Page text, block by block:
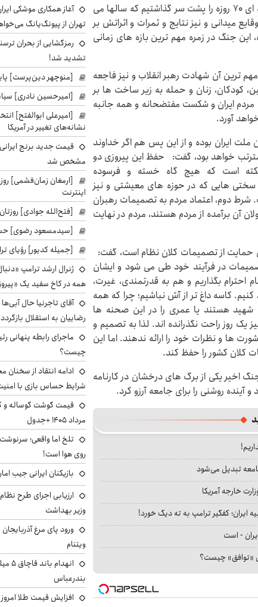
وی سپس با اشاره به زوایای مختلف جنگ اخیر، افزود: ما دوره ای ۷۰ روزه را پشت سر گذاشتیم که سالها می
میدانی و نیز نتایج و ثمرات و اثراتش بر
جنگ در زمره مهم ترین بازه های زمانی
ترین آن شهادت رهبر انقلاب و نیز فاجعه
کودکان، زنان و حمله به زیر ساخت ها بر
مردم ایران و شکست مفتضحانه و همه جانبه
آورد.
ملت ایران بوده و از این پس هم اگر خداوند
خواهد بود، گفت: حفظ این پیروزی دو
است که هیچ گاه خسته و فرسوده
هایی که در حوزه های معیشتی و نیز
دوم، اعتماد مردم به تصمیمات رهبران
آن برآمده از مردم هستند، مردم در نهایت
حمایت از تصمیمات کلان نظام است، گفت:
در فرآیند خود طی می شود و ایشان
احترام بگذاریم و هم به قدرتمندی، غیرت،
کاسه داغ تر از آش نباشیم؛ چرا که همه
شهید هستند یا عمری را در این صحنه ها
یک روز راحت نگذرانده اند. لذا به تصمیم و
ها و نظرات خود را ارائه ندهند. اما این
کشور را حفظ کند.
اخیر یکی از برگ های درخشان در کارنامه
آینده روشنی را برای جامعه آرزو کرد.
تبدیل می‌شود
خارجه آمریکا
ایران؛ کفگیر ترامپ به ته دیگ خورد!
- است
«توافق» چیست؟
آغاز همکاری موشکی
تهران از پیونگ‌یانگ
رمزگشایی از بحران
تشدید شد!
[منوچهر دین‌پرست]
[امیرحسین نادری]
[امیرعلی ابوالفتح]
نشانه‌های تغییر در آمریکا
قیمت جدید برنج
مشخص شد
[ارمغان زمان‌فشمی]
اینترنت
[فتح‌الله جوادی]
[سیدمسعود رضوی]
[جمیله کدیور] رؤیای
ژنرال ارشد ترامپ
همه در کاخ سفید یک
آقای تاجرنیا حال
رضاییان به استقلال
ماجرای رابطه پنهانی
چیست؟
ادامه انتقاد از سخنان
شرایط حساس بازی با
مرداد ۱۴۰۵ +جدول
تلخ اما واقعی؛ سرنوشت
روی هوا است!
بازیکنان ایرانی جیب
ارزیابی اجرای طرح
وزیر بهداشت
ورود پای مرغ
ویتنام
بندرعباس
افزایش قیمت طلا امروز شنبه ۱۷